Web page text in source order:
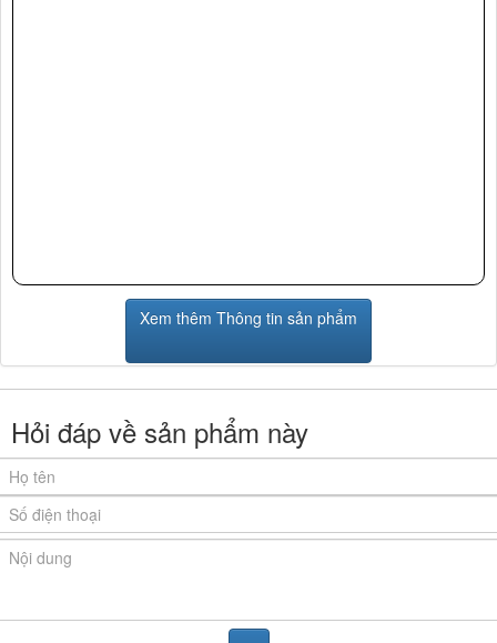
Xem thêm Thông tin sản phẩm
Hỏi đáp về sản phẩm này